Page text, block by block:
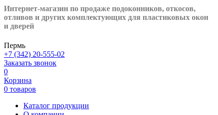
Интернет-магазин по продаже подоконников, откосов,
отливов и других комплектующих для пластиковых окон
и дверей
Пермь
+7 (342) 20-555-02
Заказать звонок
0
Корзина
0 товаров
Каталог продукции